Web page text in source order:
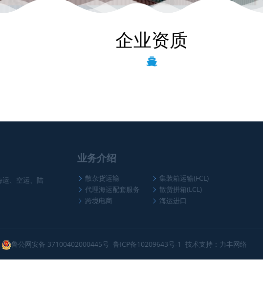
企业资质
、空运、陆
业务介绍
散杂货运输
集装箱运输(FCL)
代理海运配套服务
散货拼箱(LCL)
跨境电商
海运进口
鲁公网安备 37100402000445号 鲁ICP备10209643号-1 技术支持：力丰网络